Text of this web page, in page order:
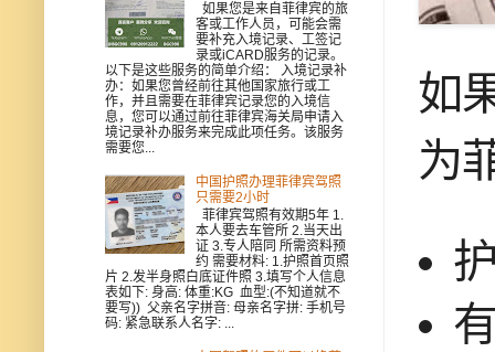
如
为
如果您是来自菲律宾的旅
客或工作人员，可能会需
要补充入境记录、工签记
录或iCARD服务的记录。
以下是这些服务的简单介绍： 入境记录补
办：如果您曾经前往其他国家旅行或工
作，并且需要在菲律宾记录您的入境信
息，您可以通过前往菲律宾海关局申请入
境记录补办服务来完成此项任务。该服务
需要您...
中国护照办理菲律宾驾照
只需要2小时
菲律宾驾照有效期5年 1.
本人要去车管所 2.当天出
证 3.专人陪同 所需资料预
约 需要材料: 1.护照首页照
片 2.发半身照白底证件照 3.填写个人信息
表如下: 身高: 体重:KG 血型:(不知道就不
要写)) 父亲名字拼音: 母亲名字拼: 手机号
码: 紧急联系人名字: ...